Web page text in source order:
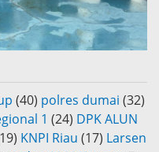
(40) polres dumai (32)
1 (24) DPK ALUN
KNPI Riau (17) Larsen